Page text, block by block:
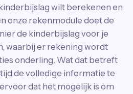
wilt berekenen en
onze rekenmodule doet de
de kinderbijslag voor je
waarbij er rekening wordt
onderling. Wat dat betreft
de volledige informatie te
dat het mogelijk is om